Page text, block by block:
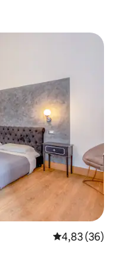
Évaluation
4,83 (36)